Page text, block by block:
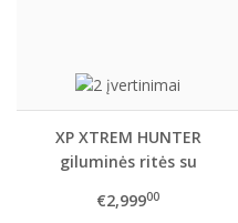
XP XTREM HUNTER
giluminės ritės su
trasportavimo
€2,99900